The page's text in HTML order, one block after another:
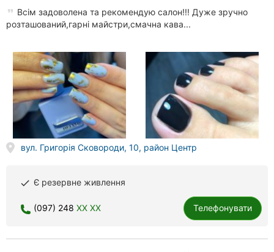
Всім задоволена та рекомендую салон!!! Дуже зручно
розташований,гарні майстри,смачна кава...
вул. Григорія Сковороди, 10, район Центр
done Є резервне живлення
(097) 248 XX XX Телефонувати